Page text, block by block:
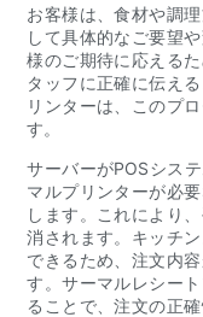
お客様は、食材や調
して具体的なご要望
様のご期待に応える
タッフに正確に伝え
リンターは、このプ
す。
サーバーがPOSシス
マルプリンターが必
します。これにより
消されます。キッチ
できるため、注文内
す。サーマルレシー
ることで、注文の正